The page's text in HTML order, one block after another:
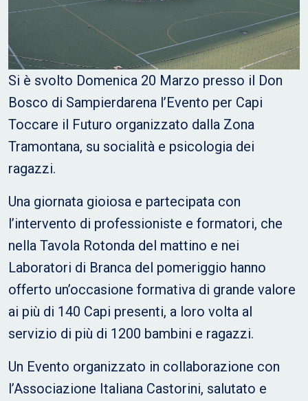
Si è svolto Domenica 20 Marzo presso il Don
Bosco di Sampierdarena l’Evento per Capi
Toccare il Futuro organizzato dalla Zona
Tramontana, su socialità e psicologia dei
ragazzi.
Una giornata gioiosa e partecipata con
l’intervento di professioniste e formatori, che
nella Tavola Rotonda del mattino e nei
Laboratori di Branca del pomeriggio hanno
offerto un’occasione formativa di grande valore
ai più di 140 Capi presenti, a loro volta al
servizio di più di 1200 bambini e ragazzi.
Un Evento organizzato in collaborazione con
l’Associazione Italiana Castorini, salutato e